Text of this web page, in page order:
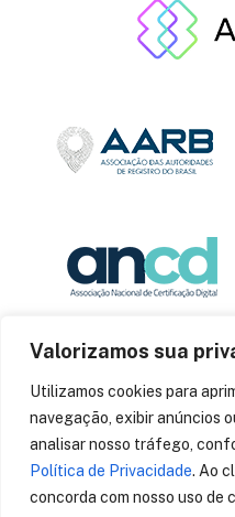
Valorizamos sua
Utilizamos cookies para
navegação, exibir anúncios
analisar nosso tráfego,
Política de Privacidade. Ao
concorda com nosso uso de